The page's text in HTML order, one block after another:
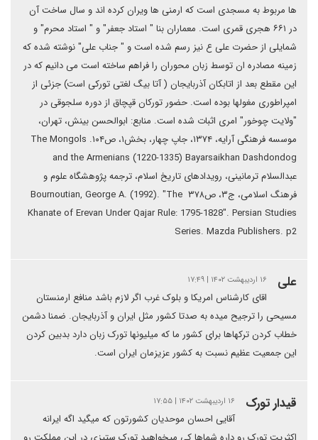
ها مربوط به مسجدی است که ارمنی ها ویران کرده اند و سال ساخت آن
در ۶۶۱ هجری قمری است. معماران بنا " استاد جعفر" و " استاد محرم" و
شمایلی از حضرت علی ع نیز رسم شده است و " جناب علی" نوشته شده که
زمینه مصادره ان توسط زبان محوران را فراهم ساخته است می دانیم که در
این مقطع بعد از اتابکان آذربایجان ( آتا بیگ لغتی تورکی است) جزئی از
امپراطوری مغولها بوده است. حضور تورکان قپچاق از دوره سلجوقی در
"ولایت چوخور" امری اثبات شده است. منابع: ابوالحسن بینش، تهران،
موسسه فرهنگی آرایه، ۱۳۷۴، جاپ چهار، بخش۱، ص۱۰۴. The Mongols
and the Armenians (1220-1335) Bayarsaikhan Dashdondog
عبدالسلام ترمانینی، رویدادهای تاریخ اسلام، ترجمه پژوهشگاه علوم و
فرهنگ اسلامی، ج۳، ص۳۷۸ Bournoutian, George A. (1992). "The
Khanate of Erevan Under Qajar Rule: 1795-1828". Persian Studies
Series. Mazda Publishers. p2
علی ۱۶ اردیبهشت ۱۴۰۲ | ۱۷:۴۹
اقای کارشناس امریکا و بلوک غرب اگر لازم باشد منافع ارمنستان
مسیحی را ترجیح میده به صدتا کشور مثل ایران و آذربایجان. ضمنا دشمن
خطاب کردن ترکهاها برای کشور ما که میلیونها تورک زبان دارد بدبین کردن
این جمعیت عظیم نسبت به کشور عزیزمان ایران است.
قیدار تورک ۱۶ اردیبهشت ۱۴۰۲ | ۱۷:۵۵
آقایی احسان موحدیان کشورتون که میگید اگه ایرانه